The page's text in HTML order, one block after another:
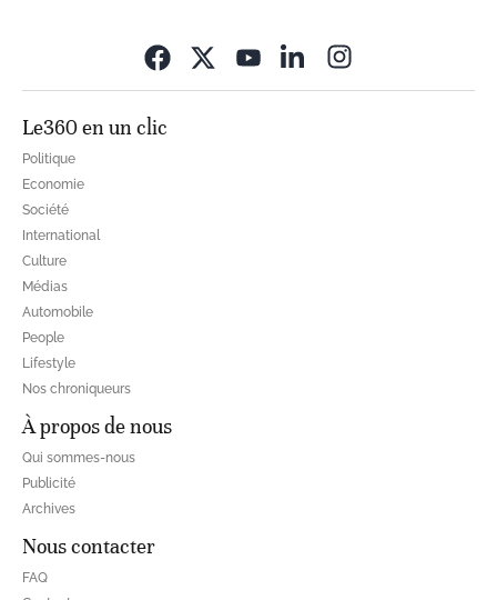
Le360 en un clic
Politique
Economie
Société
International
Culture
Médias
Automobile
People
Lifestyle
Nos chroniqueurs
À propos de nous
Qui sommes-nous
Publicité
Archives
Nous contacter
FAQ